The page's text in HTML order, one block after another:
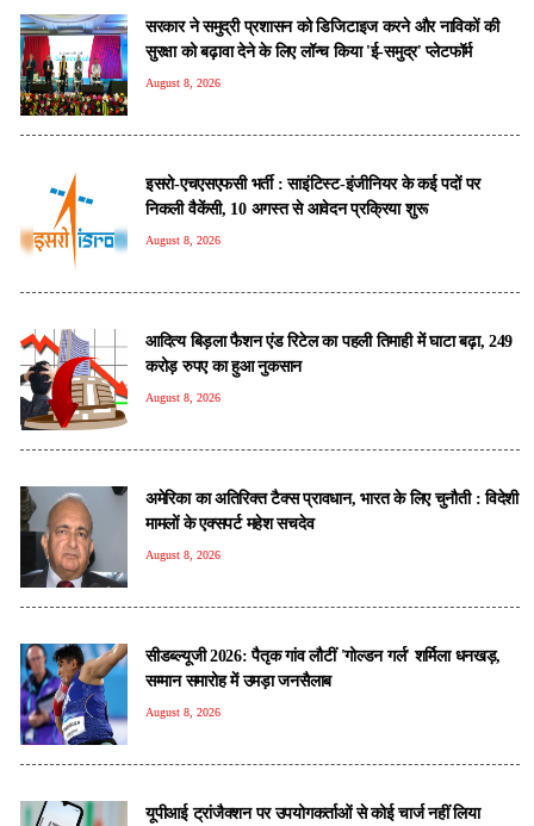
सरकार ने समुद्री प्रशासन को डिजिटाइज करने और नाविकों की
सुरक्षा को बढ़ावा देने के लिए लॉन्च किया 'ई-समुद्र' प्लेटफॉर्म
August 8, 2026
इसरो-एचएसएफसी भर्ती : साइंटिस्ट-इंजीनियर के कई पदों पर
निकली वैकेंसी, 10 अगस्त से आवेदन प्रक्रिया शुरू
August 8, 2026
आदित्य बिड़ला फैशन एंड रिटेल का पहली तिमाही में घाटा बढ़ा, 249
करोड़ रुपए का हुआ नुकसान
August 8, 2026
अमेरिका का अतिरिक्त टैक्स प्रावधान, भारत के लिए चुनौती : विदेशी
मामलों के एक्सपर्ट महेश सचदेव
August 8, 2026
सीडब्ल्यूजी 2026: पैतृक गांव लौटीं 'गोल्डन गर्ल' शर्मिला धनखड़,
सम्मान समारोह में उमड़ा जनसैलाब
August 8, 2026
यूपीआई ट्रांजैक्शन पर उपयोगकर्ताओं से कोई चार्ज नहीं लिया